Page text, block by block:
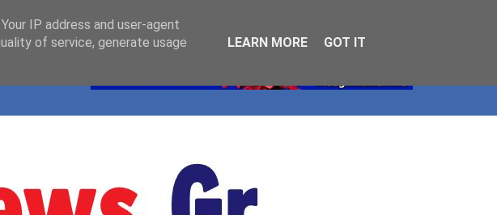
IP address and user-agent
of service, generate usage
LEARN MORE GOT IT